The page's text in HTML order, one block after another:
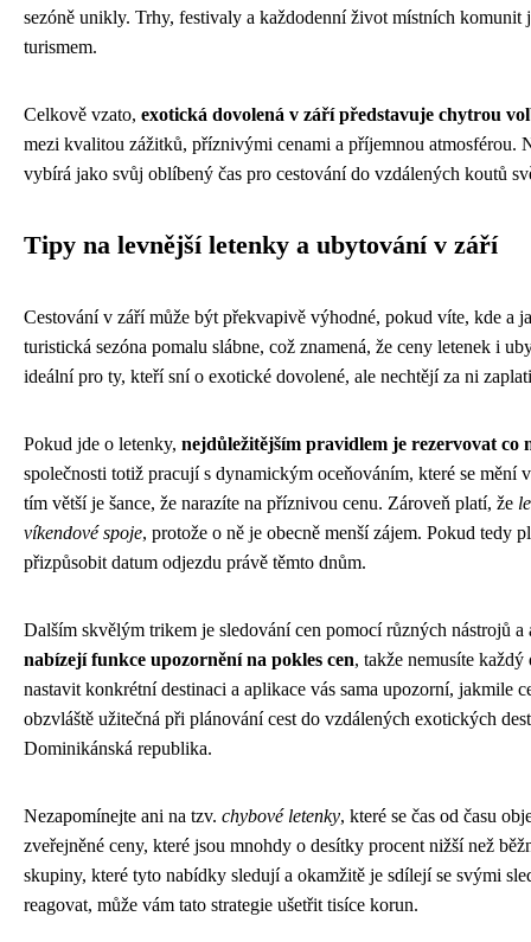
sezóně unikly. Trhy, festivaly a každodenní život místních komunit
turismem.
Celkově vzato, exotická dovolená v září představuje chytrou
mezi kvalitou zážitků, příznivými cenami a příjemnou atmosférou.
vybírá jako svůj oblíbený čas pro cestování do vzdálených koutů
Tipy na levnější letenky a ubytování v září
Cestování v září může být překvapivě výhodné, pokud víte, kde a
turistická sezóna pomalu slábne, což znamená, že ceny letenek i
ideální pro ty, kteří sní o exotické dovolené, ale nechtějí za ni
Pokud jde o letenky, nejdůležitějším pravidlem je rezervovat co
společnosti totiž pracují s dynamickým oceňováním, které se
tím větší je šance, že narazíte na příznivou cenu. Zároveň platí, že
víkendové spoje, protože o ně je obecně menší zájem. Pokud tedy
přizpůsobit datum odjezdu právě těmto dnům.
Dalším skvělým trikem je sledování cen pomocí různých nástrojů
nabízejí funkce upozornění na pokles cen, takže nemusíte
nastavit konkrétní destinaci a aplikace vás sama upozorní, jakmile
obzvláště užitečná při plánování cest do vzdálených exotických
Dominikánská republika.
Nezapomínejte ani na tzv. chybové letenky, které se čas od času
zveřejněné ceny, které jsou mnohdy o desítky procent nižší než
skupiny, které tyto nabídky sledují a okamžitě je sdílejí se svými
reagovat, může vám tato strategie ušetřit tisíce korun.